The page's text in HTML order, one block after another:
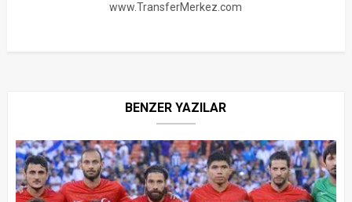
www.TransferMerkez.com
BENZER YAZILAR